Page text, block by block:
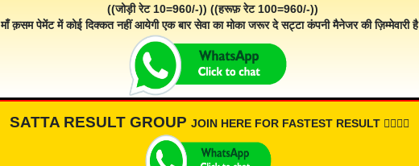
((जोड़ी रेट 10=960/-)) ((हरूफ़ रेट 100=960/-))
माँ क़सम पेमेंट में कोई दिक्कत नहीं आयेगी एक बार सेवा का मोका जरूर दे सट्टा कंपनी मैनेजर की ज़िम्मेवारी है
SATTA RESULT GROUP JOIN HERE FOR FASTEST RESULT 👇🏾👇🏾